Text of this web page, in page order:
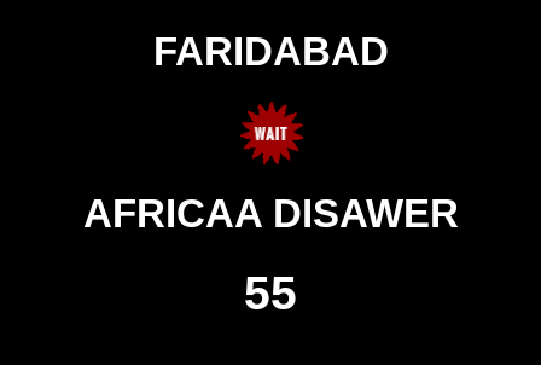
FARIDABAD
AFRICAA DISAWER
55